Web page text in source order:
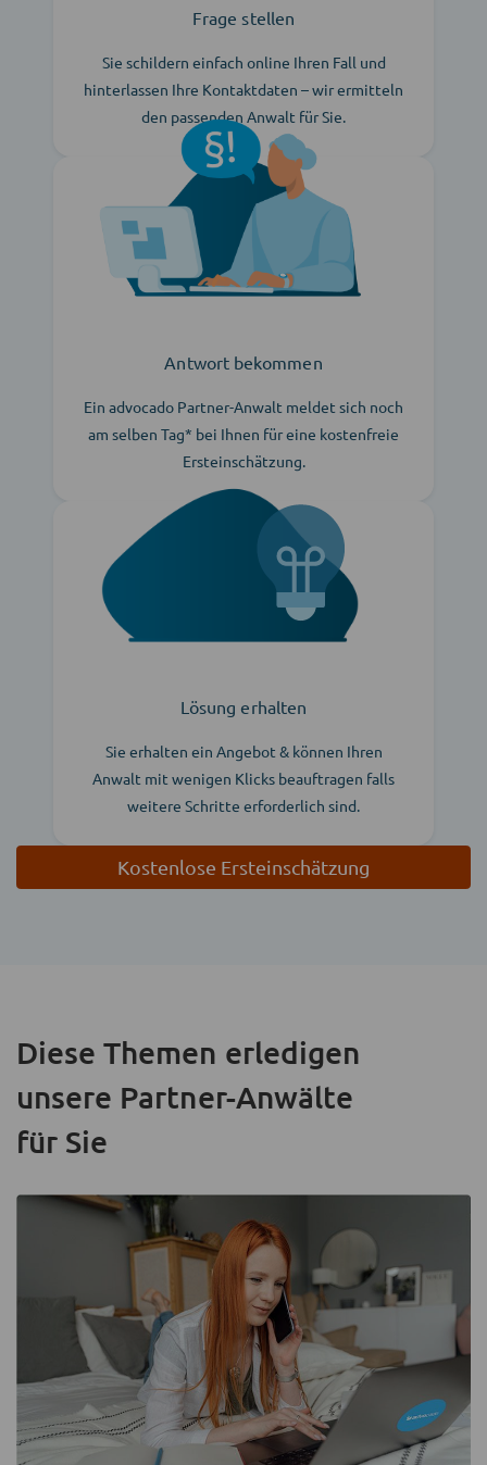
Frage stellen
Sie schildern einfach online Ihren Fall und
hinterlassen Ihre Kontaktdaten – wir ermitteln
den passenden Anwalt für Sie.
Antwort bekommen
Ein advocado Partner-Anwalt meldet sich noch
am selben Tag* bei Ihnen für eine kostenfreie
Ersteinschätzung.
Lösung erhalten
Sie erhalten ein Angebot & können Ihren
Anwalt mit wenigen Klicks beauftragen falls
weitere Schritte erforderlich sind.
Kostenlose Ersteinschätzung
Diese Themen erledigen
unsere Partner-Anwälte
für Sie